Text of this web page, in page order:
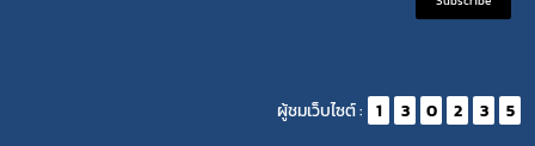
ผู้ชมเว็บไซต์ : 1 3 0 2 3 5